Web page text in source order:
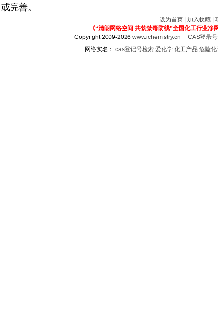
或完善。
设为首页 加入收藏
《“清朗网络空间 共筑禁毒防线”全国化工行业净
Copyright 2009-2026www.ichemistry.cn
CAS登录
网络实名： cas登记号检索 爱化学 化工产品 危险化